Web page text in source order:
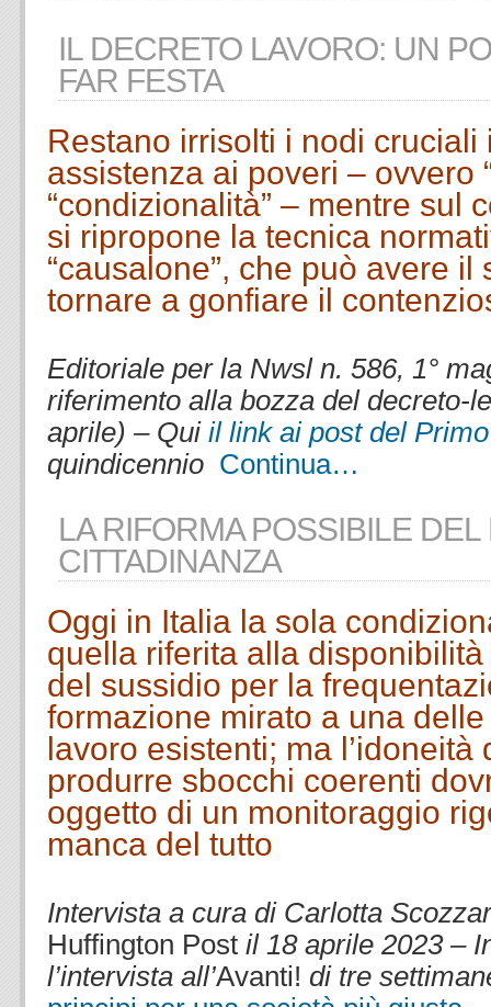
IL DECRETO LAVORO: UN
FAR FESTA
Restano irrisolti i nodi cruciali
assistenza ai poveri – ovvero
“condizionalità” – mentre sul
si ripropone la tecnica
“causalone”, che può avere il
tornare a gonfiare il
Editoriale per la Nwsl n. 586, 1°
riferimento alla bozza del decreto-
aprile) – Qui il link ai post del
quindicennio Continua…
LA RIFORMA POSSIBILE
CITTADINANZA
Oggi in Italia la sola
quella riferita alla
del sussidio per la
formazione mirato a una
lavoro esistenti; ma l’idoneità
produrre sbocchi coerenti
oggetto di un monitoraggio
manca del tutto
Intervista a cura di Carlotta
Huffington Post il 18 aprile 2023 –
l’intervista all’Avanti! di tre